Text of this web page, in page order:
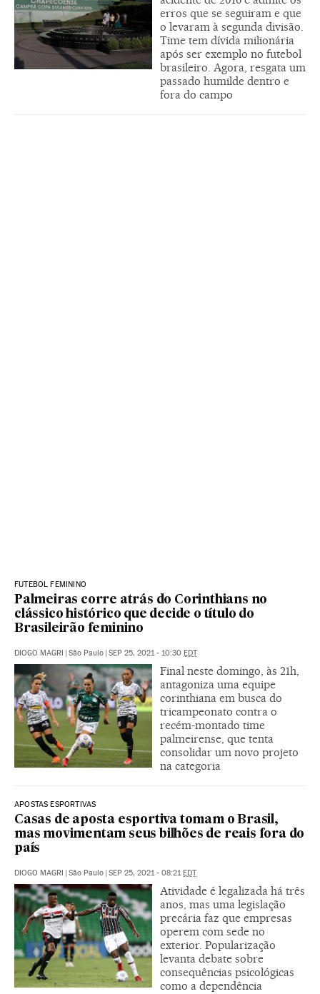
erros que se seguiram e que
o levaram à segunda divisão.
Time tem dívida milionária
após ser exemplo no futebol
brasileiro. Agora, resgata um
passado humilde dentro e
fora do campo
FUTEBOL FEMININO
Palmeiras corre atrás do Corinthians no
clássico histórico que decide o título do
Brasileirão feminino
DIOGO MAGRI São Paulo SEP 25, 2021 - 10:30 EDT
Final neste domingo, às 21h,
antagoniza uma equipe
corinthiana em busca do
tricampeonato contra o
recém-montado time
palmeirense, que tenta
consolidar um novo projeto
na categoria
APOSTAS ESPORTIVAS
Casas de aposta esportiva tomam o Brasil,
mas movimentam seus bilhões de reais fora do
país
DIOGO MAGRI São Paulo SEP 25, 2021 - 08:21 EDT
Atividade é legalizada há três
anos, mas uma legislação
precária faz que empresas
operem com sede no
exterior. Popularização
levanta debate sobre
consequências psicológicas
como a dependência